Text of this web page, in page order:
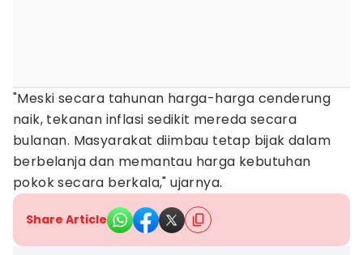
"Meski secara tahunan harga-harga cenderung
naik, tekanan inflasi sedikit mereda secara
bulanan. Masyarakat diimbau tetap bijak dalam
berbelanja dan memantau harga kebutuhan
pokok secara berkala," ujarnya.
Share Article